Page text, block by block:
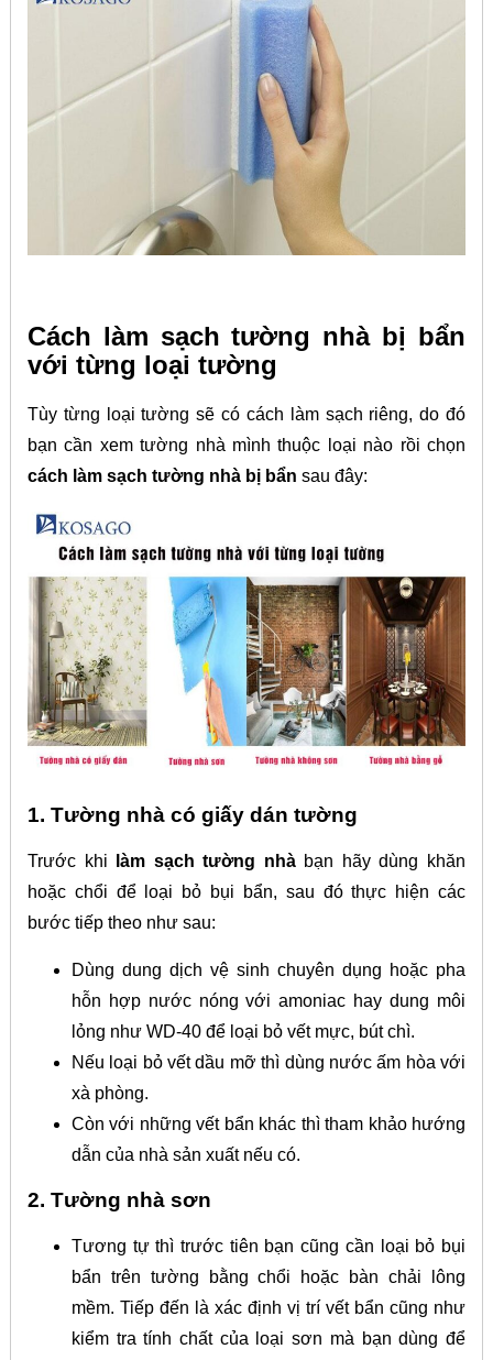
Cách làm sạch tường nhà bị bẩn
với từng loại tường
Tùy từng loại tường sẽ có cách làm sạch riêng, do đó
bạn cần xem tường nhà mình thuộc loại nào rồi chọn
cách làm sạch tường nhà bị bẩn sau đây:
1. Tường nhà có giấy dán tường
Trước khi làm sạch tường nhàbạn hãy dùng khăn
hoặc chổi để loại bỏ bụi bẩn, sau đó thực hiện các
bước tiếp theo như sau:
Dùng dung dịch vệ sinh chuyên dụng hoặc pha
hỗn hợp nước nóng với amoniac hay dung môi
lỏng như WD-40 để loại bỏ vết mực, bút chì.
Nếu loại bỏ vết dầu mỡ thì dùng nước ấm hòa với
xà phòng.
Còn với những vết bẩn khác thì tham khảo hướng
dẫn của nhà sản xuất nếu có.
2. Tường nhà sơn
Tương tự thì trước tiên bạn cũng cần loại bỏ bụi
bẩn trên tường bằng chổi hoặc bàn chải lông
mềm. Tiếp đến là xác định vị trí vết bẩn cũng như
kiểm tra tính chất của loại sơn mà bạn dùng để